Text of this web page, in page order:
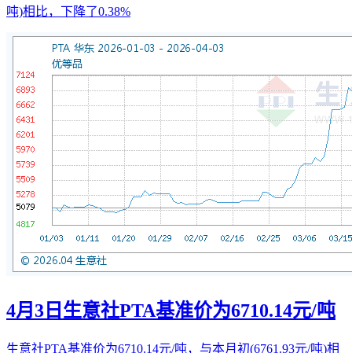
吨)相比，下降了0.38%
4月3日生意社PTA基准价为6710.14元/吨
生意社PTA基准价为6710.14元/吨，与本月初(6761.93元/吨)相